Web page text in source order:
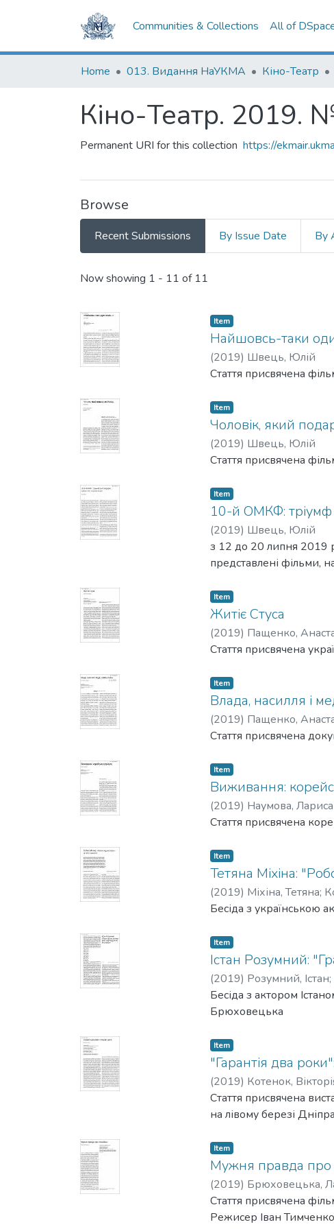
Communities & Collections All of
Home 013. Видання НаУКМА Кіно-Театр
Кіно-Театр. 2019.
Permanent URI for this collection https://
Browse
Recent Submissions By Issue Date By
Recent Submissions
Now showing 1 - 11 of 11
Item
Найшовсь-таки
(2019) Швець, Юлій
Стаття присвячена
Item
Чоловік, який
(2019) Швець, Юлій
Стаття присвячена
Item
10-й ОМКФ: тріумф
(2019) Швець, Юлій
з 12 до 20 липня 2019
представлені фільми,
Item
Житіє Стуса
(2019) Пащенко,
Стаття присвячена
Item
Влада, насилля і
(2019) Пащенко,
Стаття присвячена
Item
Виживання:
(2019) Наумова, Лариса
Стаття присвячена
Item
Тетяна Міхіна:
(2019) Міхіна, Тетяна;
Бесіда з українською
Item
Істан Розумний:
(2019) Розумний, Істан;
Бесіда з актором
Брюховецька
Item
"Гарантія два
(2019) Котенок,
Стаття присвячена
на лівому березі
Item
Мужня правда про
(2019) Брюховецька,
Стаття присвячена
Режисер Іван